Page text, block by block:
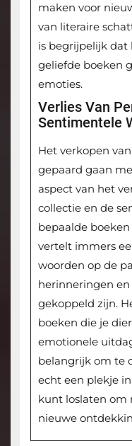
maken voor
van literaire
is begrijpelijk dat
geliefde boeken
emoties.
Verlies Van
Sentimentele
Het verkopen
gepaard gaan
aspect van het
collectie en de
bepaalde
vertelt immers
woorden op de
herinneringen
gekoppeld zijn.
boeken die je
emotionele
belangrijk om te
echt een plekje
kunt loslaten om
nieuwe